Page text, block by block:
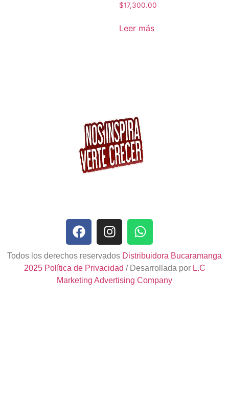
$17,300.00
Leer más
Todos los derechos reservados Distribuidora Bucaramanga
2025Política de Privacidad / Desarrollada porL.C
Marketing Advertising Company